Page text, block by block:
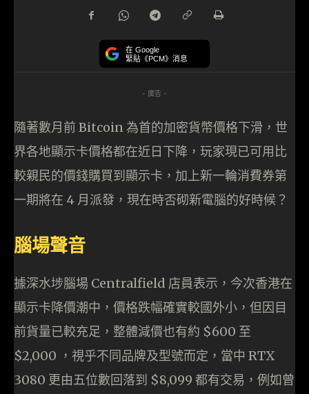
在 Google
緊貼《PCM》消息
- 廣告 -
隨著數月前 Bitcoin 為首的加密貨幣價格下滑，世
界各地顯示卡價格都在近日下降，玩家現已可用比
較親民的價錢購買到顯示卡，加上新一輪消費券第
一期將在 4 月派發，現在時否砌新電腦的好時候？
腦場聲音
據深水埗腦場 Centralfield 店員表示，今次香港在
顯示卡降價潮中，價格跌幅確實較國外小，但因目
前貨量已較充足，整體減價也有約 $600 至
$2,000 ，視乎不同品牌及型號而定，當中 RTX
3080 更由五位數回落到 $8,099 都有交易，例如曾